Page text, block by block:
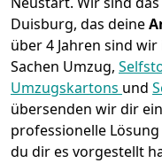
Duisburg, das deine
über 4 Jahren sind
Sachen Umzug,
Umzugskartons und
übersenden wir dir
professionelle
du dir es vorgestellt